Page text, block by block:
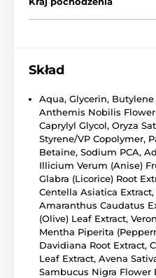
Skład
Aqua, Glycerin,
Anthemis Nobilis Flower
Caprylyl Glycol, Oryza
Styrene/VP Copolymer,
Betaine, Sodium PCA,
Illicium Verum (Anise)
Glabra (Licorice) Root
Centella Asiatica
Amaranthus Caudatus
(Olive) Leaf Extract,
Mentha Piperita
Davidiana Root Extract,
Leaf Extract, Avena
Sambucus Nigra Flower